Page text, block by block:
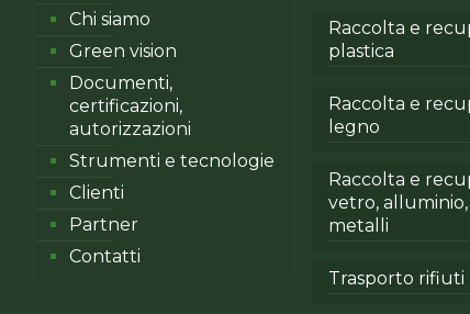
Chi siamo
Green vision
Documenti,
certificazioni,
autorizzazioni
Strumenti e tecnologie
Clienti
Partner
Contatti
Raccolta e
plastica
Raccolta e
legno
Raccolta e
vetro,
metalli
Trasporto rifiuti